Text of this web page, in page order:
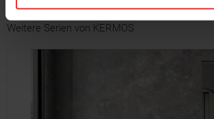
Weitere Serien von KERMOS